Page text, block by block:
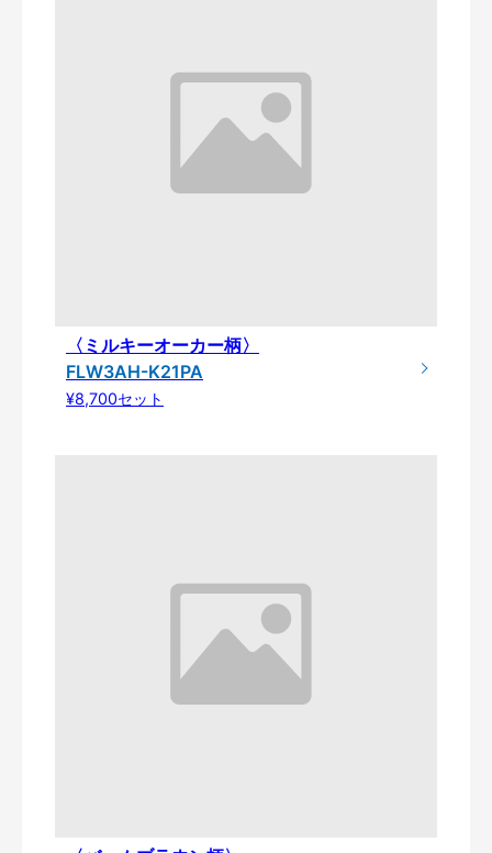
〈ミルキーオーカー柄〉
FLW3AH-K21PA
¥8,700セット